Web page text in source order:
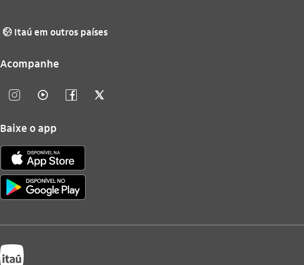
globo_outline Itaú em outros países
Acompanhe
instagram_outline video_outline facebook_outline twitter_outline
Baixe o app